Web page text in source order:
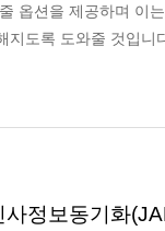
옵션을 제공하며 이
지도록 도와줄 것입니
사정보동기화